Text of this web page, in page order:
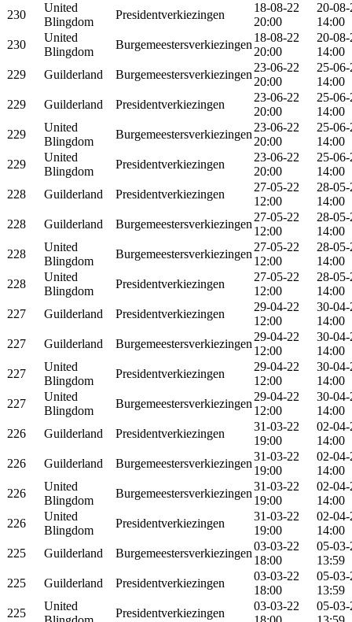
230
United
Blingdom
Presidentverkiezingen
18-08-22
20:00
20-08-
14:00
230
United
Blingdom
Burgemeestersverkiezingen
18-08-22
20:00
20-08-
14:00
229
Guilderland Burgemeestersverkiezingen
23-06-22
20:00
25-06-
14:00
229
Guilderland Presidentverkiezingen
23-06-22
20:00
25-06-
14:00
229
United
Blingdom
Burgemeestersverkiezingen
23-06-22
20:00
25-06-
14:00
229
United
Blingdom
Presidentverkiezingen
23-06-22
20:00
25-06-
14:00
228
Guilderland Presidentverkiezingen
27-05-22
12:00
28-05-
14:00
228
Guilderland Burgemeestersverkiezingen
27-05-22
12:00
28-05-
14:00
228
United
Blingdom
Burgemeestersverkiezingen
27-05-22
12:00
28-05-
14:00
228
United
Blingdom
Presidentverkiezingen
27-05-22
12:00
28-05-
14:00
227
Guilderland Presidentverkiezingen
29-04-22
12:00
30-04-
14:00
227
Guilderland Burgemeestersverkiezingen
29-04-22
12:00
30-04-
14:00
227
United
Blingdom
Presidentverkiezingen
29-04-22
12:00
30-04-
14:00
227
United
Blingdom
Burgemeestersverkiezingen
29-04-22
12:00
30-04-
14:00
226
Guilderland Presidentverkiezingen
31-03-22
19:00
02-04-
14:00
226
Guilderland Burgemeestersverkiezingen
31-03-22
19:00
02-04-
14:00
226
United
Blingdom
Burgemeestersverkiezingen
31-03-22
19:00
02-04-
14:00
226
United
Blingdom
Presidentverkiezingen
31-03-22
19:00
02-04-
14:00
225
Guilderland Burgemeestersverkiezingen
03-03-22
18:00
05-03-
13:59
225
Guilderland Presidentverkiezingen
03-03-22
18:00
05-03-
13:59
225
United
Presidentverkiezingen
03-03-22
05-03-